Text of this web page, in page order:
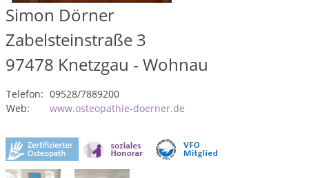
Simon Dörner
Zabelsteinstraße 3
97478 Knetzgau - Wohnau
Telefon: 09528/7889200
Web:
www.osteopathie-doerner.de